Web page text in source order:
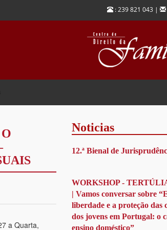
: 239 821 043 |
a Quarta,
Noticias
12.ª Bienal de
WORKSHOP -
| Vamos conversar sobre
liberdade e a proteção das
dos jovens em Portugal: o
ensino doméstico”